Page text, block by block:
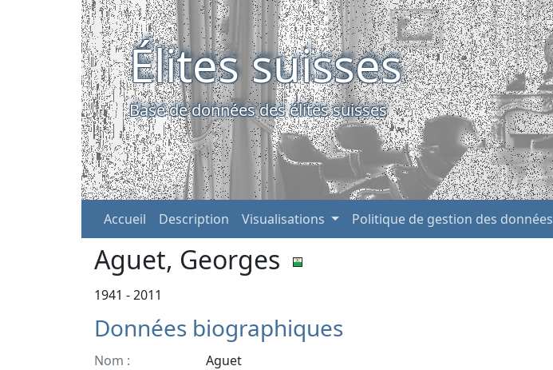
Élites suisses
Base de données des élites suisses
Accueil Description Visualisations Politique de gestion des données
Aguet, Georges
1941 - 2011
Données biographiques
Nom :
Aguet